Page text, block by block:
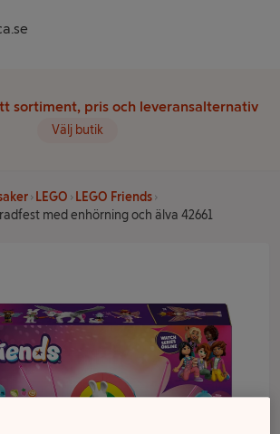
sortiment, pris och leveransalternativ
Välj butik
LEGO
LEGO Friends
med enhörning och älva 42661